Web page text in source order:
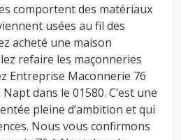
comportent des matériaux
usées au fil des
acheté une maison
refaire les maçonneries
Entreprise Maconnerie 76
dans le 01580. C’est une
pleine d’ambition et qui
Nous vous confirmons